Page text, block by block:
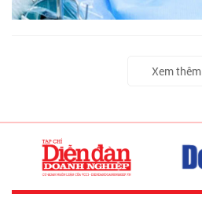
Xem thêm